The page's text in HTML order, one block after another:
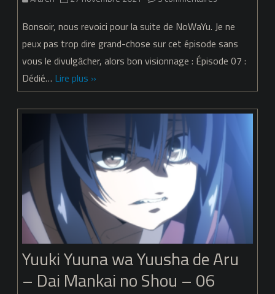
Yuuna
wa
–
Dai
Mankai
no
Shou
–
Bonsoir, nous revoici pour la suite de NoWaYu. Je ne
peux pas trop dire grand-chose sur cet épisode sans
vous le divulgâcher, alors bon visionnage : Épisode 07 :
Dédié… Lire plus »
Yuuki Yuuna wa Yuusha de Aru
– Dai Mankai no Shou – 06